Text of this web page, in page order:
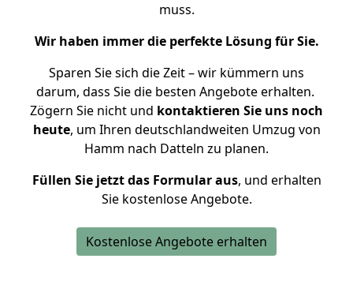
muss.
Wir haben immer die perfekte Lösung für Sie.
Sparen Sie sich die Zeit – wir kümmern uns
darum, dass Sie die besten Angebote erhalten.
Zögern Sie nicht und kontaktieren Sie uns noch
heute, um Ihren deutschlandweiten Umzug von
Hamm nach Datteln zu planen.
Füllen Sie jetzt das Formular aus, und erhalten
Sie kostenlose Angebote.
Kostenlose Angebote erhalten